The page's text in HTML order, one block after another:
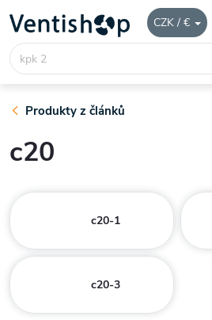
CZK / €
obsah
Produkty z článků
c20
c20-1
c20-3